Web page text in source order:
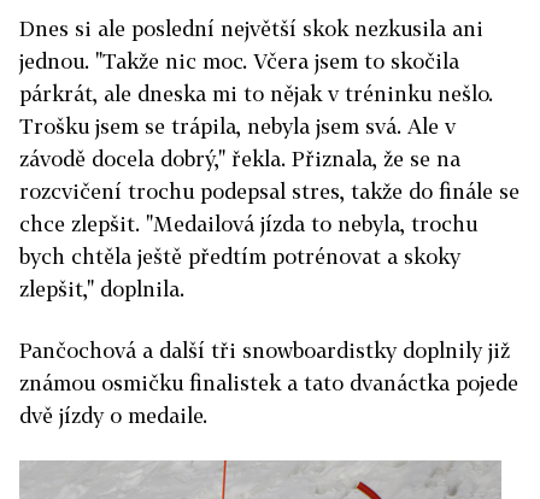
Dnes si ale poslední největší skok nezkusila ani
jednou. "Takže nic moc. Včera jsem to skočila
párkrát, ale dneska mi to nějak v tréninku nešlo.
Trošku jsem se trápila, nebyla jsem svá. Ale v
závodě docela dobrý," řekla. Přiznala, že se na
rozcvičení trochu podepsal stres, takže do finále se
chce zlepšit. "Medailová jízda to nebyla, trochu
bych chtěla ještě předtím potrénovat a skoky
zlepšit," doplnila.
Pančochová a další tři snowboardistky doplnily již
známou osmičku finalistek a tato dvanáctka pojede
dvě jízdy o medaile.